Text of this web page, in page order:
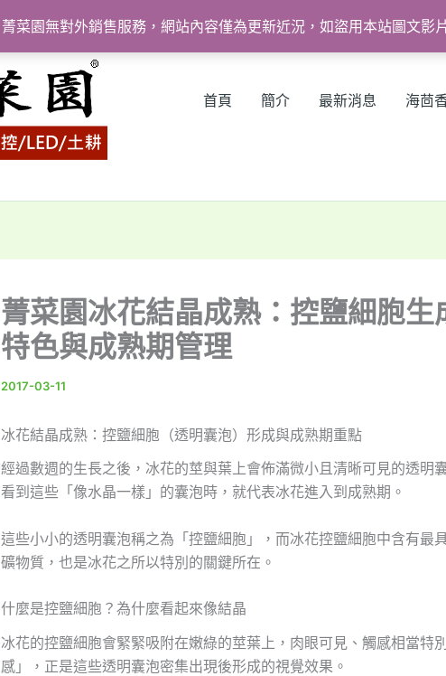
菁菜園無對外銷售服務，網站內容僅為更新近況，如盜用本站圖文影
首頁 簡介 最新消息 海茴
菁菜園冰花結晶成熟：控鹽細胞生
特色與成熟期管理
2017-03-11
冰花結晶成熟：控鹽細胞（透明囊泡）形成與成熟期重點
經過數週的生長之後，冰花的莖與葉上會佈滿微小且清晰可見的透明
看到這些「像水晶一樣」的囊泡時，就代表冰花進入到成熟期。
這些小小的透明囊泡稱之為「控鹽細胞」，而冰花控鹽細胞中含有最
礦物質，也是冰花之所以特別的關鍵所在。
什麼是控鹽細胞？為什麼看起來像結晶
冰花的控鹽細胞會緊緊吸附在嫩綠的莖葉上，肉眼可見、觸感相當特
感」，正是這些透明囊泡密集出現後形成的視覺效果。